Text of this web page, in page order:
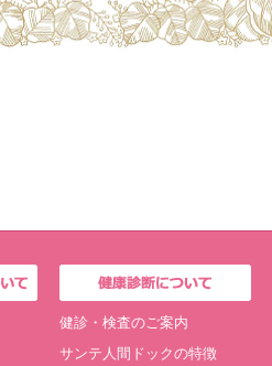
健診・検査のご案内
サンテ人間ドックの特徴